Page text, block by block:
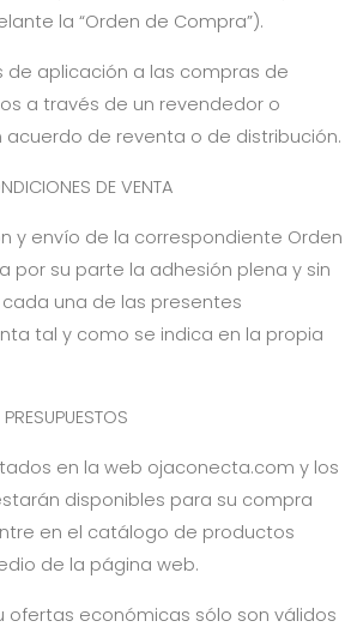
la “Orden de Compra”).
de aplicación a las compras de
a través de un revendedor o
acuerdo de reventa o de distribución.
DE VENTA
y envío de la correspondiente Orden
por su parte la adhesión plena y sin
una de las presentes
tal y como se indica en la propia
en la web ojaconecta.com y los
disponibles para su compra
en el catálogo de productos
de la página web.
ofertas económicas sólo son válidos